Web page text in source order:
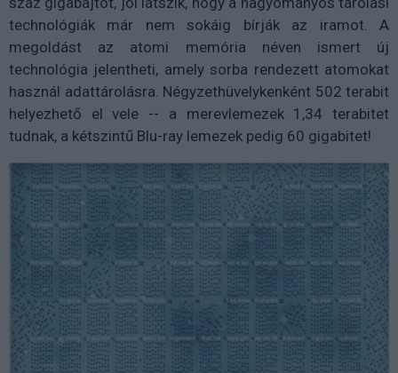
technológiák már nem sokáig bírják az iramot. A
megoldást az atomi memória néven ismert új
technológia jelentheti, amely sorba rendezett atomokat
használ adattárolásra. Négyzethüvelykenként 502 terabit
helyezhető el vele -- a merevlemezek 1,34 terabitet
tudnak, a kétszintű Blu-ray lemezek pedig 60 gigabitet!